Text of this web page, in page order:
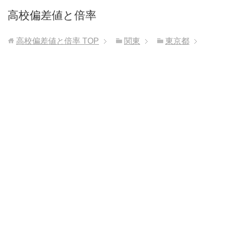
高校偏差値と倍率
高校偏差値と倍率 TOP 関東 東京都